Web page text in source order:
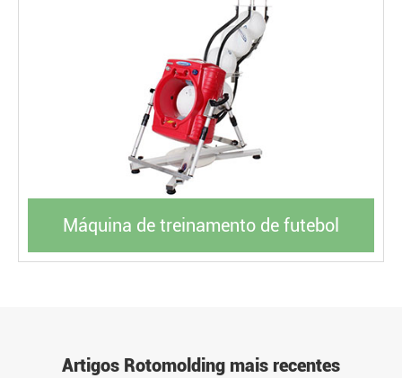
Máquina de treinamento de futebol
Artigos Rotomolding mais recentes